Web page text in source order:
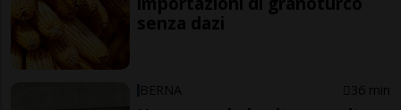
senza dazi
BERNA 36 min